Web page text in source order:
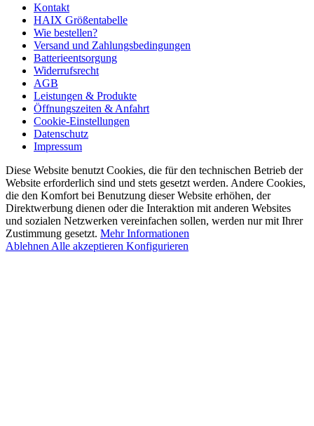
Kontakt
HAIX Größentabelle
Wie bestellen?
Versand und Zahlungsbedingungen
Batterieentsorgung
Widerrufsrecht
AGB
Leistungen & Produkte
Öffnungszeiten & Anfahrt
Cookie-Einstellungen
Datenschutz
Impressum
Diese Website benutzt Cookies, die für den technischen Betrieb der
Website erforderlich sind und stets gesetzt werden. Andere Cookies,
die den Komfort bei Benutzung dieser Website erhöhen, der
Direktwerbung dienen oder die Interaktion mit anderen Websites
und sozialen Netzwerken vereinfachen sollen, werden nur mit Ihrer
Zustimmung gesetzt. Mehr Informationen
Ablehnen Alle akzeptieren Konfigurieren